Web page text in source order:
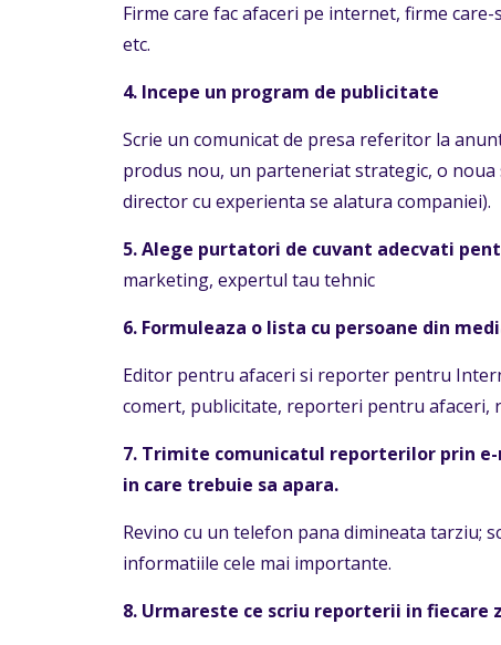
Firme care fac afaceri pe internet, firme
etc.
4. Incepe un program de publicitate
Scrie un comunicat de presa referitor la
produs nou, un parteneriat strategic, o
director cu experienta se alatura companiei).
5. Alege purtatori de cuvant adecvati
marketing, expertul tau tehnic
6. Formuleaza o lista cu persoane din
Editor pentru afaceri si reporter pentru
comert, publicitate, reporteri pentru
7. Trimite comunicatul reporterilor prin
in care trebuie sa apara.
Revino cu un telefon pana dimineata tarziu;
informatiile cele mai importante.
8. Urmareste ce scriu reporterii in fiecare